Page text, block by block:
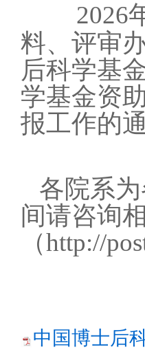
2026
料、评审
后科学基
学基金资
报工作的通
各院系为
间请咨询
（http://
中国博士后